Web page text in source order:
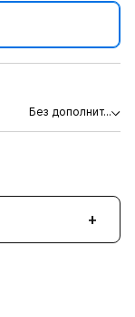
Без дополнит...
+